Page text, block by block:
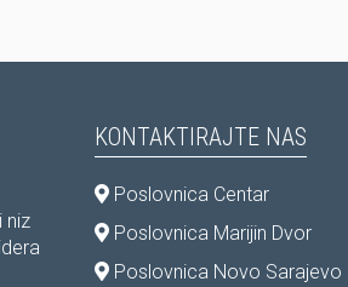
niz
KONTAKTIRAJTE NAS
Poslovnica Centar
Poslovnica Marijin Dvor
Poslovnica Novo Sarajevo